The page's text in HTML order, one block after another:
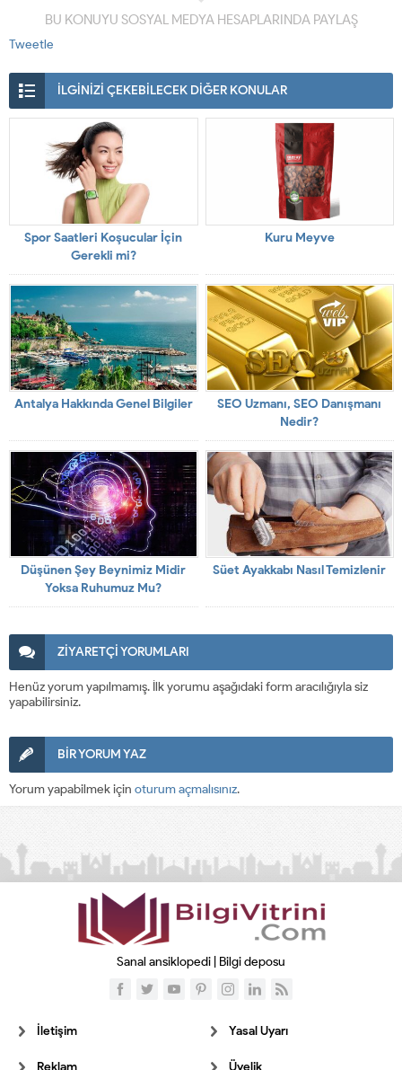
BU KONUYU SOSYAL MEDYA HESAPLARINDA PAYLAŞ
Tweetle
İLGİNİZİ ÇEKEBİLECEK DİĞER KONULAR
Spor Saatleri Koşucular İçin
Gerekli mi?
Kuru Meyve
Antalya Hakkında Genel Bilgiler
SEO Uzmanı, SEO Danışmanı
Nedir?
Düşünen Şey Beynimiz Midir
Yoksa Ruhumuz Mu?
Süet Ayakkabı Nasıl Temizlenir
ZİYARETÇİ YORUMLARI
Henüz yorum yapılmamış. İlk yorumu aşağıdaki form aracılığıyla siz
yapabilirsiniz.
BİR YORUM YAZ
Yorum yapabilmek için oturum açmalısınız.
Sanal ansiklopedi | Bilgi deposu
İletişim Yasal Uyarı